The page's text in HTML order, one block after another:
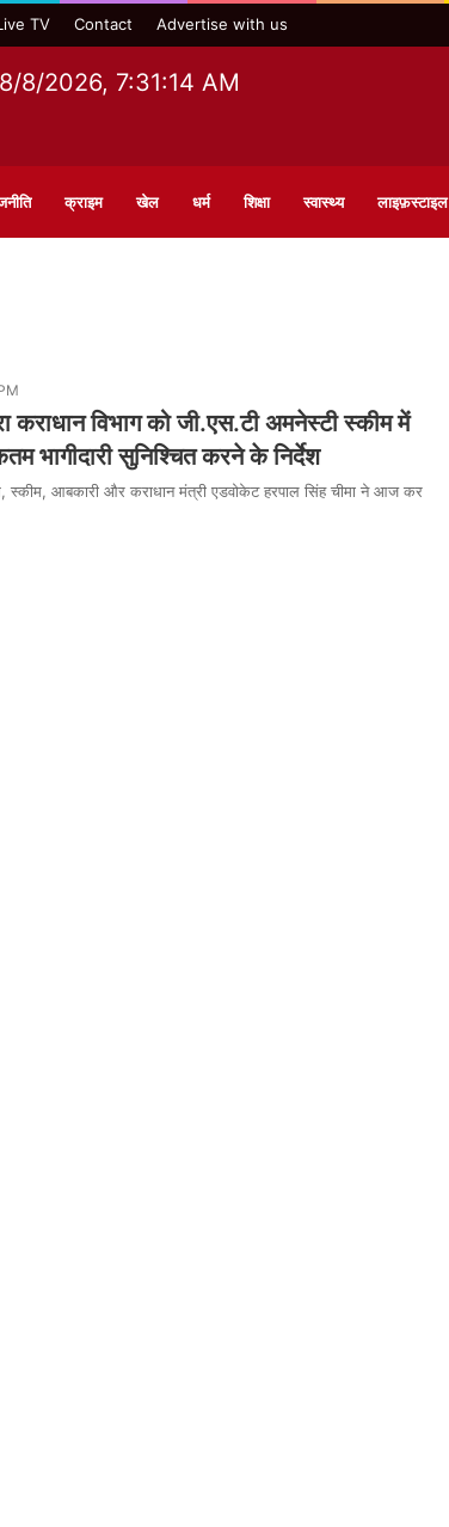
TV Contact Advertise with us
8/8/2026, 7:31:15 AM
क्राइम खेल धर्म शिक्षा स्वास्थ्य लाइफ़स्टाइल
कराधान विभाग को जी.एस.टी अमनेस्टी स्कीम में
भागीदारी सुनिश्चित करने के निर्देश
स्कीम, आबकारी और कराधान मंत्री एडवोकेट हरपाल सिंह चीमा ने आज कर